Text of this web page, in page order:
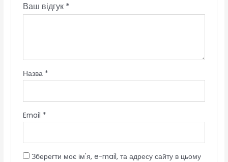
Ваш відгук *
Назва *
Email *
Зберегти моє ім'я, e-mail, та адресу сайту в цьому